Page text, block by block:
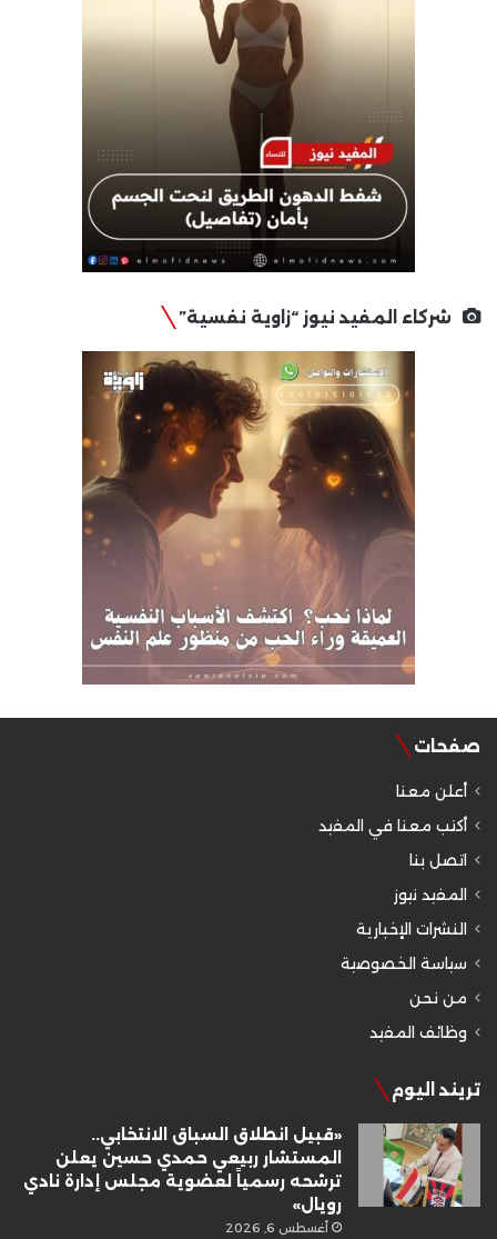
شركاء المفيد نيوز “زاوية نفسية”
صفحات
أعلن معنا
أكتب معنا في المفيد
اتصل بنا
المفيد نيوز
النشرات الإخبارية
سياسة الخصوصية
من نحن
وظائف المفيد
تريند اليوم
«قبيل انطلاق السباق الانتخابي..
المستشار ربيعي حمدي حسين يعلن
ترشحه رسمياً لعضوية مجلس إدارة نادي
رويال»
أغسطس 6, 2026